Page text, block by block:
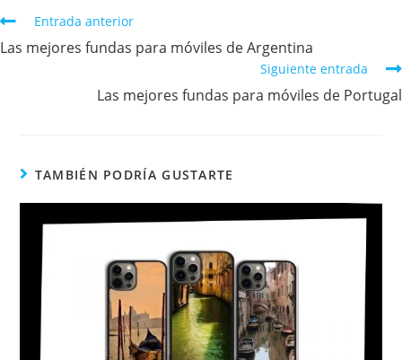
Entrada anterior
Las mejores fundas para móviles de Argentina
Siguiente entrada
Las mejores fundas para móviles de Portugal
TAMBIÉN PODRÍA GUSTARTE